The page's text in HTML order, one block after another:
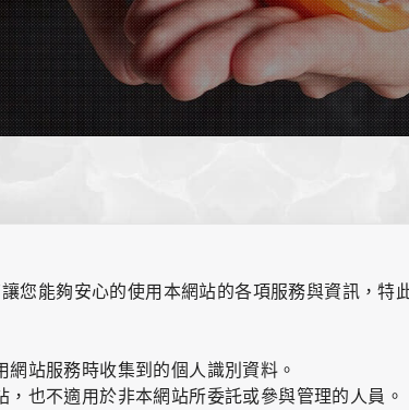
About Us
私たちについて
Contact Us
您能夠安心的使用本網站的各項服務與資訊，
站服務時收集到的個人識別資料。
也不適用於非本網站所委託或參與管理的人員。